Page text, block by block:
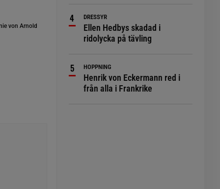
von Arnold
DRESSYR
Ellen Hedbys skadad i
ridolycka på tävling
HOPPNING
Henrik von Eckermann red i
från alla i Frankrike